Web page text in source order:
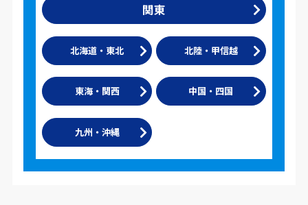
関東
北海道・東北 北陸・甲信越
東海・関西 中国・四国
九州・沖縄